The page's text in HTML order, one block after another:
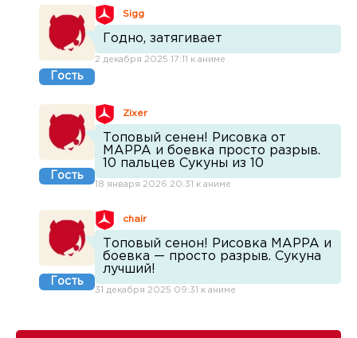
Гость
Sigg
Годно, затягивает
2 декабря 2025 17:11 к аниме
Гость
Zixer
Топовый сенен! Рисовка от
MAPPA и боевка просто разрыв.
10 пальцев Сукуны из 10
18 января 2026 20:31 к аниме
Гость
chair
Топовый сенон! Рисовка MAPPA и
боевка — просто разрыв. Сукуна
лучший!
31 декабря 2025 09:31 к аниме